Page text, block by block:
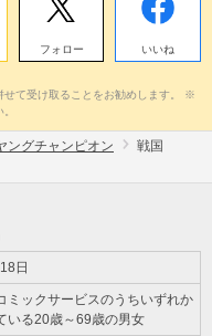
フォロー いいね
て受け取ることをお勧めします。 ※
ングチャンピオン
戦国
日
ミックサービスのうちいずれか
いる20歳～69歳の男女